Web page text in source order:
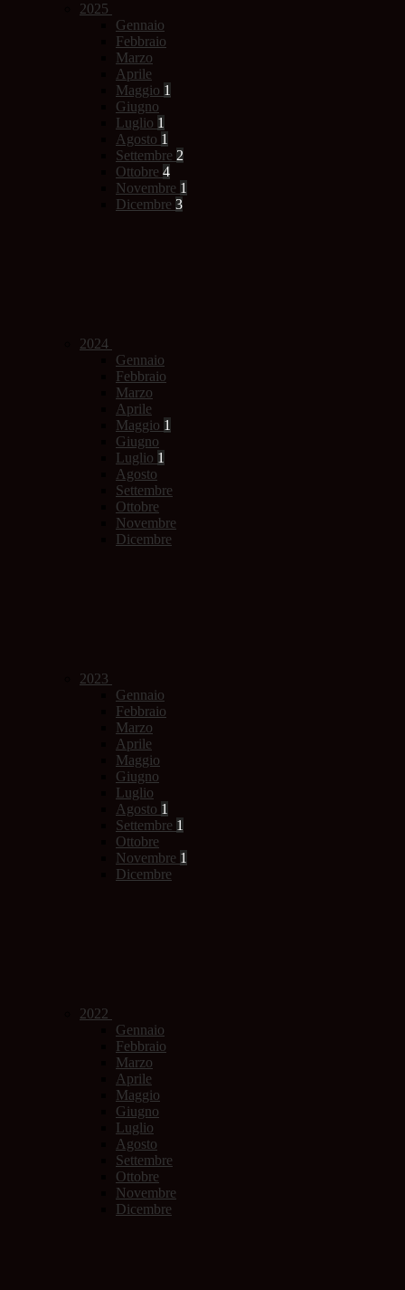
2025
Gennaio
Febbraio
Marzo
Aprile
Maggio 1
Giugno
Luglio 1
Agosto 1
Settembre 2
Ottobre 4
Novembre 1
Dicembre 3
2024
Gennaio
Febbraio
Marzo
Aprile
Maggio 1
Giugno
Luglio 1
Agosto
Settembre
Ottobre
Novembre
Dicembre
2023
Gennaio
Febbraio
Marzo
Aprile
Maggio
Giugno
Luglio
Agosto 1
Settembre 1
Ottobre
Novembre 1
Dicembre
2022
Gennaio
Febbraio
Marzo
Aprile
Maggio
Giugno
Luglio
Agosto
Settembre
Ottobre
Novembre
Dicembre